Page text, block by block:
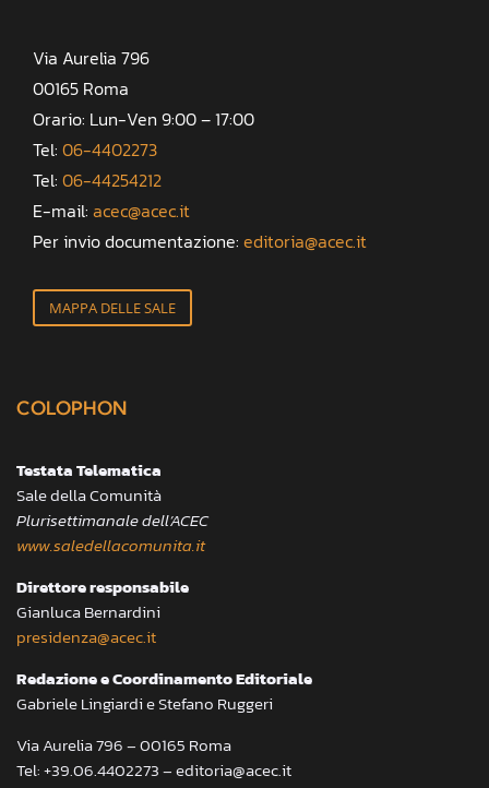
Via Aurelia 796
00165 Roma
Orario: Lun-Ven 9:00 – 17:00
Tel: 06-4402273
Tel: 06-44254212
E-mail: acec@acec.it
Per invio documentazione: editoria@acec.it
MAPPA DELLE SALE
COLOPHON
Testata Telematica
Sale della Comunità
Plurisettimanale dell’ACEC
www.saledellacomunita.it
Direttore responsabile
Gianluca Bernardini
presidenza@acec.it
Redazione e Coordinamento Editoriale
Gabriele Lingiardi e Stefano Ruggeri
Via Aurelia 796 – 00165 Roma
Tel: +39.06.4402273 – editoria@acec.it